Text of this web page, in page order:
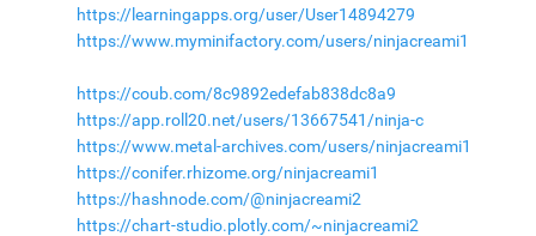
https://learningapps.org/user/User14894279
https://www.myminifactory.com/users/ninjacreami1
https://coub.com/8c9892edefab838dc8a9
https://app.roll20.net/users/13667541/ninja-c
https://www.metal-archives.com/users/ninjacreami1
https://conifer.rhizome.org/ninjacreami1
https://hashnode.com/@ninjacreami2
https://chart-studio.plotly.com/~ninjacreami2